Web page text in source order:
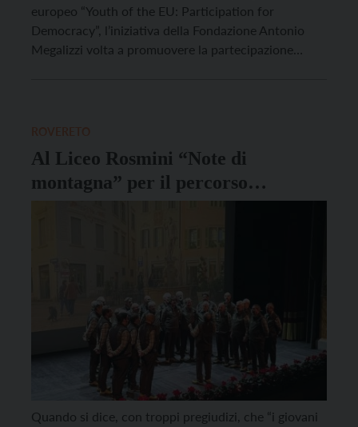
europeo “Youth of the EU: Participation for
Democracy”, l’iniziativa della Fondazione Antonio
Megalizzi volta a promuovere la partecipazione
Al Liceo Rosmini “Note di
montagna” per il percorso
Cittadinanza attiva
Quando si dice, con troppi pregiudizi, che “i giovani